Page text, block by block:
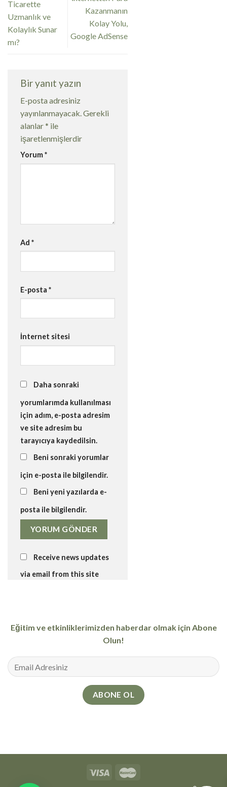
Ticarette
Uzmanlık ve
Kolaylık Sunar
mı?
Kazanmanın
Kolay Yolu,
Google AdSense
Bir yanıt yazın
E-posta adresiniz
yayınlanmayacak.Gerekli
alanlar* ile
işaretlenmişlerdir
Yorum*
Ad *
E-posta *
İnternet sitesi
Daha sonraki
yorumlarımda kullanılması
için adım, e-posta adresim
ve site adresim bu
tarayıcıya kaydedilsin.
Beni sonraki yorumlar
için e-posta ile bilgilendir.
Beni yeni yazılarda e-
posta ile bilgilendir.
Receive news updates
via email from this site
Eğitim ve etkinliklerimizden haberdar olmak için Abone
Olun!